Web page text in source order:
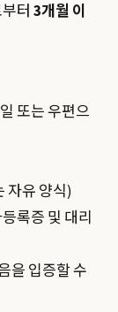
터 3개월 이
또는 우편으
자유 양식)
록증 및 대리
을 입증할 수